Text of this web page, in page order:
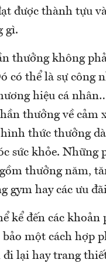
được thành tựu
gì.
thưởng không
có thể là sự công
hiệu cá
thưởng về cảm
thức thưởng
sức khỏe. Những
thưởng năm,
gym hay các ưu
kể đến các
một cách hợp
đi lại hay trang